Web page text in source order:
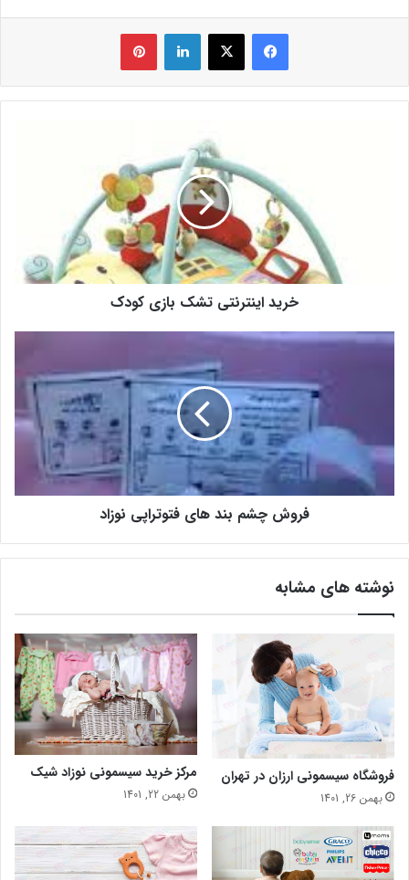
فیس بوک X لینکدین ‫پین‌ترست
خرید اینترنتی تشک بازی کودک
فروش چشم بند های فتوتراپی نوزاد
نوشته های مشابه
فروشگاه سیسمونی ارزان در تهران
بهمن 26, 1401
مرکز خرید سیسمونی نوزاد شیک
بهمن 22, 1401